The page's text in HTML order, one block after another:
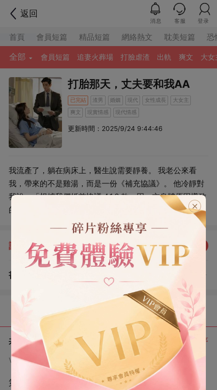
返回
消息 客服 登录
首頁 會員短篇 精品短篇 網絡熱文 耽美短篇 恐
全部 會員短篇 追妻火葬場 打臉虐渣 出軌 爽文 大女
打胎那天，丈夫要和我AA
已完結 渣男 婚姻 現代 女性成長
大女主
爽文
現實情感 現代情感
更新時間：2025/9/24 9:44:46
我流產了，躺在病床上，醫生說需要靜養。 我老公來看
我，帶來的不是雞湯，而是⼀份《補充協議》。 他冷靜對
我說：「根據我們婚前協議 4.1.3 款，因一⽅⾝體原因導致
的⽣育計劃延期，期間產⽣的所有額外營養及護理費⽤，
應由該方個⼈承擔。」 他頓了頓，又補充：「當然，看護
你的時間，我會按我每小時的咨詢費標準，給你打個⼋
折。」
評分：3.9 點我評分
書評
共 6 章 正序
VIP章節可通過金幣購買提前點讀
第1章